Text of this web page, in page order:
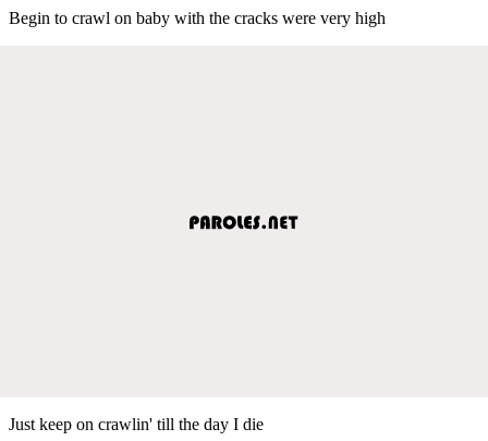
Begin to crawl on baby with the cracks were very high
Just keep on crawlin' till the day I die